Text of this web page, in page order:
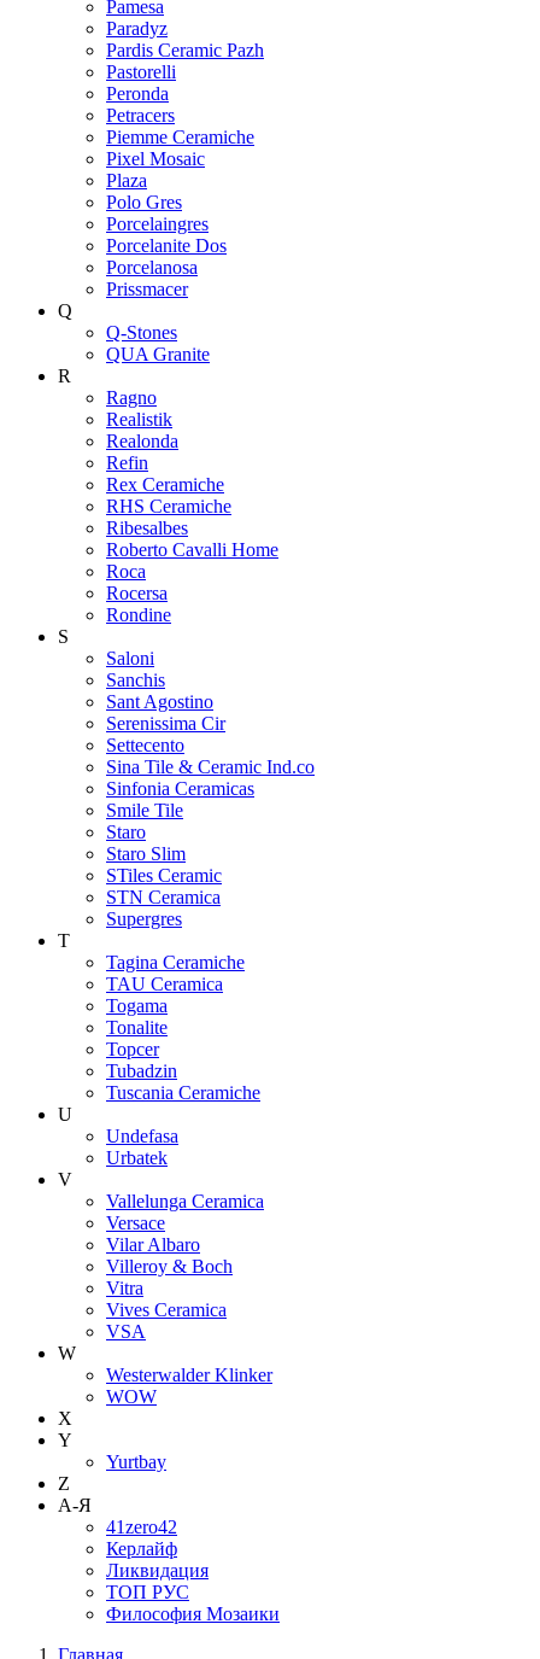
Pamesa
Paradyz
Pardis Ceramic Pazh
Pastorelli
Peronda
Petracers
Piemme Ceramiche
Pixel Mosaic
Plaza
Polo Gres
Porcelaingres
Porcelanite Dos
Porcelanosa
Prissmacer
Q
Q-Stones
QUA Granite
R
Ragno
Realistik
Realonda
Refin
Rex Ceramiche
RHS Ceramiche
Ribesalbes
Roberto Cavalli Home
Roca
Rocersa
Rondine
S
Saloni
Sanchis
Sant Agostino
Serenissima Cir
Settecento
Sina Tile & Ceramic Ind.co
Sinfonia Ceramicas
Smile Tile
Staro
Staro Slim
STiles Ceramic
STN Ceramica
Supergres
T
Tagina Ceramiche
TAU Ceramica
Togama
Tonalite
Topcer
Tubadzin
Tuscania Ceramiche
U
Undefasa
Urbatek
V
Vallelunga Ceramica
Versace
Vilar Albaro
Villeroy & Boch
Vitra
Vives Ceramica
VSA
W
Westerwalder Klinker
WOW
X
Y
Yurtbay
Z
А-Я
41zero42
Керлайф
Ликвидация
ТОП РУС
Философия Мозаики
Главная